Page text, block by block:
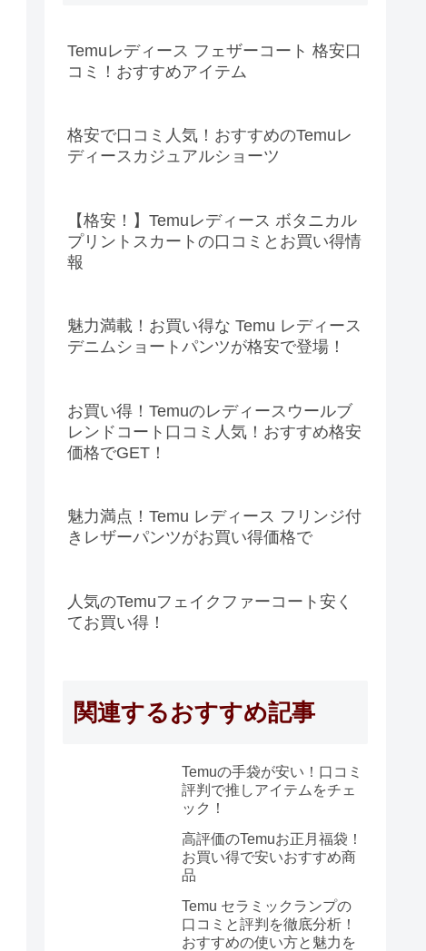
Temuレディース フェザーコート 格安口
コミ！おすすめアイテム
格安で口コミ人気！おすすめのTemuレ
ディースカジュアルショーツ
【格安！】Temuレディース ボタニカル
プリントスカートの口コミとお買い得情
報
魅力満載！お買い得な Temu レディース
デニムショートパンツが格安で登場！
お買い得！Temuのレディースウールブ
レンドコート口コミ人気！おすすめ格安
価格でGET！
魅力満点！Temu レディース フリンジ付
きレザーパンツがお買い得価格で
人気のTemuフェイクファーコート安く
てお買い得！
関連するおすすめ記事
Temuの手袋が安い！口コミ
評判で推しアイテムをチェ
ック！
高評価のTemuお正月福袋！
お買い得で安いおすすめ商
品
Temu セラミックランプの
口コミと評判を徹底分析！
おすすめの使い方と魅力を